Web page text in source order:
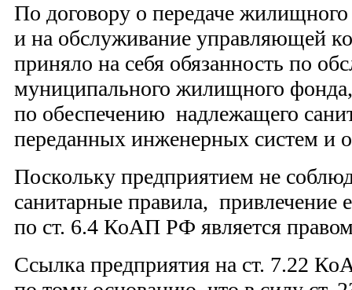
По договору о передаче
и на обслуживание управляющей
приняло на себя обязанность по
муниципального жилищного
по обеспечению надлежащего
переданных инженерных систем
Поскольку предприятием не
санитарные правила, привлечение
по ст. 6.4 КоАП РФ является
Ссылка предприятия на ст. 7.22